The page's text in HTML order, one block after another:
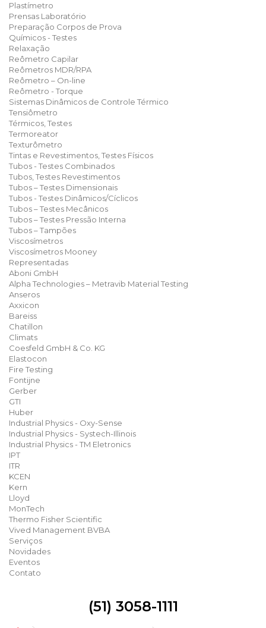
Plastímetro
Prensas Laboratório
Preparação Corpos de Prova
Químicos - Testes
Relaxação
Reômetro Capilar
Reômetros MDR/RPA
Reômetro – On-line
Reômetro - Torque
Sistemas Dinâmicos de Controle Térmico
Tensiômetro
Térmicos, Testes
Termoreator
Texturômetro
Tintas e Revestimentos, Testes Físicos
Tubos - Testes Combinados
Tubos, Testes Revestimentos
Tubos – Testes Dimensionais
Tubos - Testes Dinâmicos/Cíclicos
Tubos – Testes Mecânicos
Tubos – Testes Pressão Interna
Tubos – Tampões
Viscosímetros
Viscosímetros Mooney
Representadas
Aboni GmbH
Alpha Technologies – Metravib Material Testing
Anseros
Axxicon
Bareiss
Chatillon
Climats
Coesfeld GmbH & Co. KG
Elastocon
Fire Testing
Fontijne
Gerber
GTI
Huber
Industrial Physics - Oxy-Sense
Industrial Physics - Systech-Illinois
Industrial Physics - TM Eletronics
IPT
ITR
KCEN
Kern
Lloyd
MonTech
Thermo Fisher Scientific
Vived Management BVBA
Serviços
Novidades
Eventos
Contato
(51) 3058-1111